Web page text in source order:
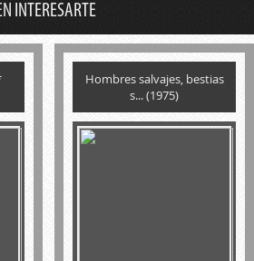
INTERESARTE
Hombres salvajes, bestias
s... (1975)